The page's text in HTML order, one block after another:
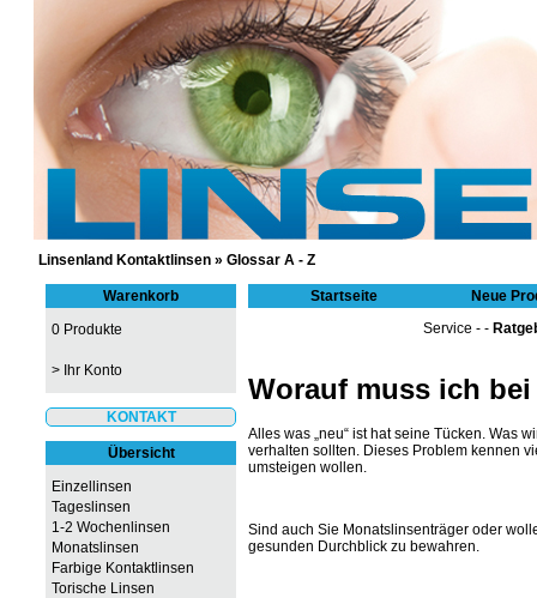
GÜNSTIGE KONTAKTLINSEN UND
Linsenland Kontaktlinsen » Glossar A - Z
Warenkorb
0 Produkte
> Ihr Konto
KONTAKT
Übersicht
Einzellinsen
Tageslinsen
1-2 Wochenlinsen
Monatslinsen
Farbige Kontaktlinsen
Torische Linsen
Startseite
Neue
Service - -
Worauf muss ich
Alles was „neu“ ist hat seine Tücken. Was
verhalten sollten. Dieses Problem kennen
umsteigen wollen.
Sind auch Sie Monatslinsenträger oder
gesunden Durchblick zu bewahren.